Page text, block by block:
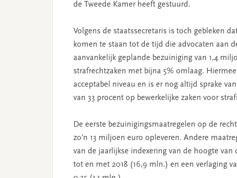
de Tweede Kamer heeft gestuurd.
Volgens de staatssecretaris is toch gebleken
komen te staan tot de tijd die advocaten aan
aanvankelijk geplande bezuiniging van 1,4
strafrechtzaken met bijna 5% omlaag.
acceptabel niveau en is er nog altijd sprake
van 33 procent op bewerkelijke zaken voor
De eerste bezuinigingsmaatregelen op de
zo’n 13 miljoen euro opleveren. Andere
van de jaarlijkse indexering van de hoogte
tot en met 2018 (16,9 mln.) en een verlaging